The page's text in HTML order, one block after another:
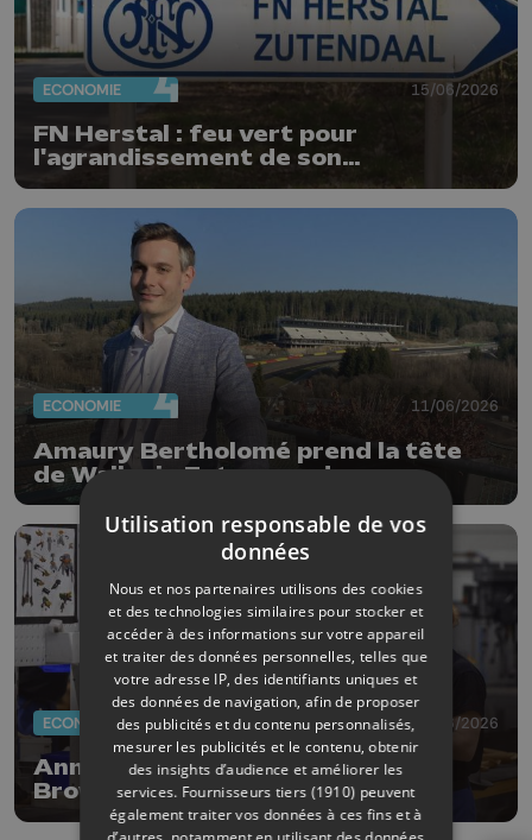
ECONOMIE 15/06/2026
FN Herstal : feu vert pour
l'agrandissement de son
implantation au Limbourg
ECONOMIE 11/06/2026
Amaury Bertholomé prend la tête
de Wallonie Entreprendre
ECONOMIE 05/06/2026
Année record pour le groupe FN
Browning
Utilisation responsable de vos
données
Nous et nos partenaires utilisons des cookies
et des technologies similaires pour stocker et
accéder à des informations sur votre appareil
et traiter des données personnelles, telles que
votre adresse IP, des identifiants uniques et
des données de navigation, afin de proposer
des publicités et du contenu personnalisés,
mesurer les publicités et le contenu, obtenir
des insights d’audience et améliorer les
services. Fournisseurs tiers (1910) peuvent
également traiter vos données à ces fins et à